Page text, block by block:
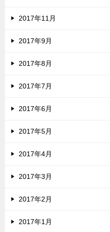
2017年11月
2017年9月
2017年8月
2017年7月
2017年6月
2017年5月
2017年4月
2017年3月
2017年2月
2017年1月